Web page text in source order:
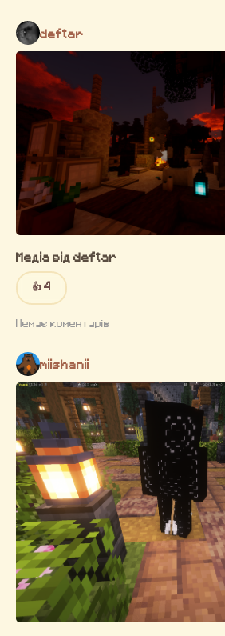
deftar
Медіа від deftar
👍 4
Немає коментарів
miishanii